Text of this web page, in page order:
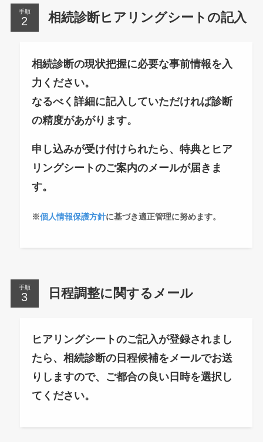
手順 相続診断ヒアリングシートの記入
相続診断の現状把握に必要な事前情報を入
力ください。
なるべく詳細に記入していただければ診断
の精度があがります。
申し込みが受け付けられたら、特典とヒア
リングシートのご案内のメールが届きま
す。
※個人情報保護方針に基づき適正管理に努めます。
手順 日程調整に関するメール
ヒアリングシートのご記入が登録されまし
たら、相続診断の日程候補をメールでお送
りしますので、ご都合の良い日時を選択し
てください。